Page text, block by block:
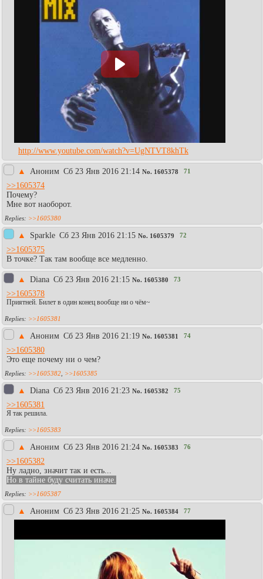
http://www.youtube.com/watch?v=UgNTVT8khTk
▲ Аноним Сб 23 Янв 2016 21:14 No. 1605378 71
>>1605374
Почему?
Мне вот наоборот.
>>1605380
▲ Sparkle Сб 23 Янв 2016 21:15 No. 1605379 72
>>1605375
В точке? Так там вообще все медленно.
▲ Diаna Сб 23 Янв 2016 21:15 No. 1605380 73
>>1605378
Приятней. Билет в один конец вообще ни о чём~
>>1605381
▲ Аноним Сб 23 Янв 2016 21:19 No. 1605381 74
>>1605380
Это еще почему ни о чем?
>>1605382 >>1605385
▲ Diаna Сб 23 Янв 2016 21:23 No. 1605382 75
>>1605381
Я так решила.
>>1605383
▲ Аноним Сб 23 Янв 2016 21:24 No. 1605383 76
>>1605382
Ну ладно, значит так и есть...
Но в тайне буду считать иначе.
>>1605387
▲ Аноним Сб 23 Янв 2016 21:25 No. 1605384 77